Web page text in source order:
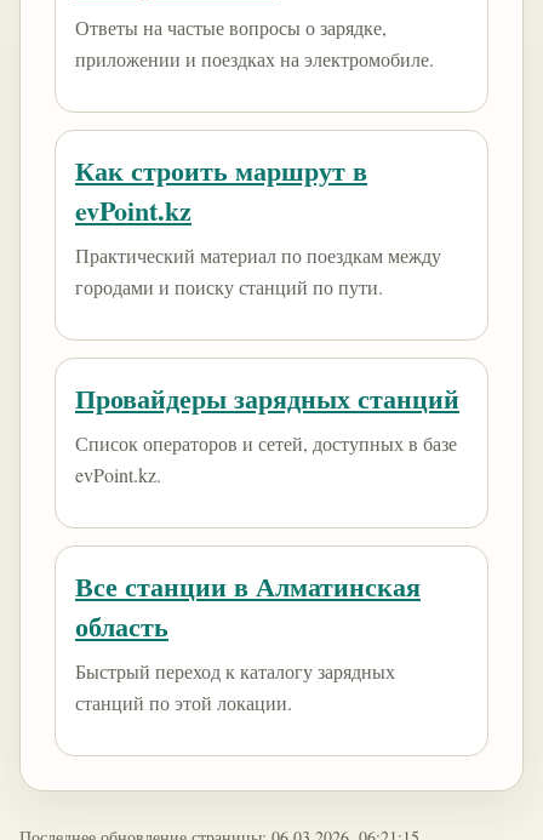
Ответы на частые вопросы о зарядке,
приложении и поездках на электромобиле.
Как строить маршрут в
evPoint.kz
Практический материал по поездкам между
городами и поиску станций по пути.
Провайдеры зарядных станций
Список операторов и сетей, доступных в базе
evPoint.kz.
Все станции в Алматинская
область
Быстрый переход к каталогу зарядных
станций по этой локации.